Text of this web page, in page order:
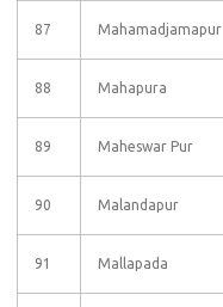
87 Mahamadjamapur
88 Mahapura
89 Maheswar Pur
90 Malandapur
91 Mallapada